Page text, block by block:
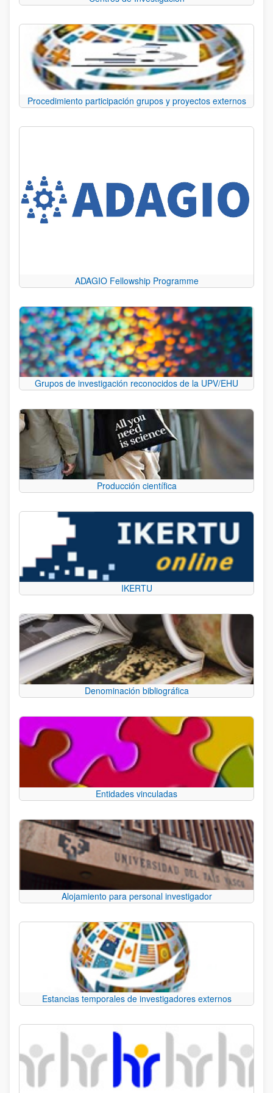
Procedimiento participación grupos y proyectos externos
ADAGIO Fellowship Programme
Grupos de investigación reconocidos de la UPV/EHU
Producción científica
IKERTU
Denominación bibliográfica
Entidades vinculadas
Alojamiento para personal investigador
Estancias temporales de investigadores externos